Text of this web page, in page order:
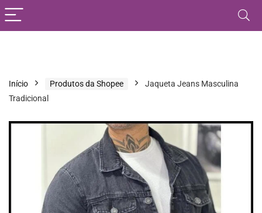
Início Produtos da Shopee
Jaqueta Jeans Masculina
Tradicional